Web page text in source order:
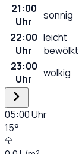
21:00
Uhr
sonnig
22:00
Uhr
leicht
bewölkt
23:00
Uhr
wolkig
05:00Uhr
15°